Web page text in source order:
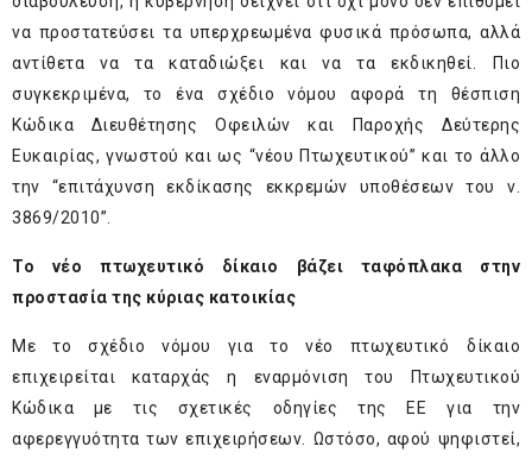
να προστατεύσει τα υπερχρεωμένα φυσικά πρόσωπα, αλλά
αντίθετα να τα καταδιώξει και να τα εκδικηθεί. Πιο
συγκεκριμένα, το ένα σχέδιο νόμου αφορά τη θέσπιση
Κώδικα Διευθέτησης Οφειλών και Παροχής Δεύτερης
Ευκαιρίας, γνωστού και ως “νέου Πτωχευτικού” και το άλλο
την “επιτάχυνση εκδίκασης εκκρεμών υποθέσεων του ν.
3869/2010”.
Το νέο πτωχευτικό δίκαιο βάζει ταφόπλακα στην
προστασία της κύριας κατοικίας
Με το σχέδιο νόμου για το νέο πτωχευτικό δίκαιο
επιχειρείται καταρχάς η εναρμόνιση του Πτωχευτικού
Κώδικα με τις σχετικές οδηγίες της ΕΕ για την
αφερεγγυότητα των επιχειρήσεων. Ωστόσο, αφού ψηφιστεί,